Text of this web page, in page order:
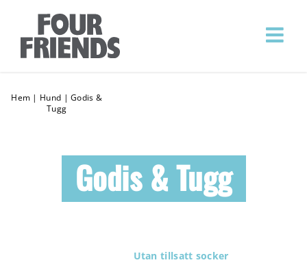
Hem | Hund |Godis &
Tugg
Godis & Tugg
Utan tillsatt socker